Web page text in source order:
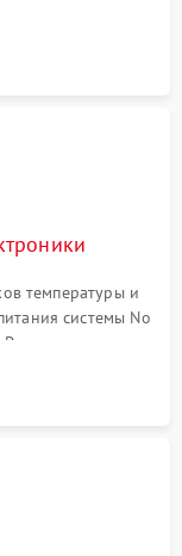
осушителя и
засоров.
температуры и
системы No
или замена